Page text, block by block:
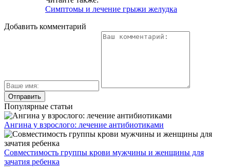
Симптомы и лечение грыжи желудка
Добавить комментарий
Популярные статьи
Ангина у взрослого: лечение антибиотиками
Совместимость группы крови мужчины и женщины для
зачатия ребенка